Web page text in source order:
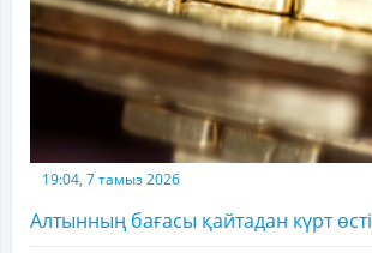
19:04, 7 тамыз 2026
Алтынның бағасы қайтадан күрт өсті